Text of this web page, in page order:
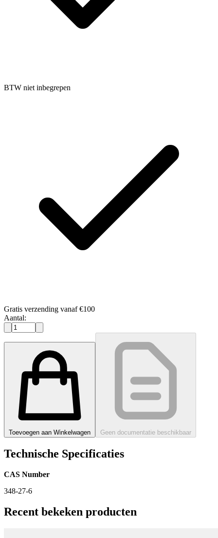
BTW niet inbegrepen
Gratis verzending vanaf €100
Aantal:
Toevoegen aan Winkelwagen Geen documentatie beschikbaar
Technische Specificaties
CAS Number
348-27-6
Recent bekeken producten